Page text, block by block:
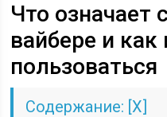
Что означает
вайбере и как
пользоваться
Содержание: [Х]